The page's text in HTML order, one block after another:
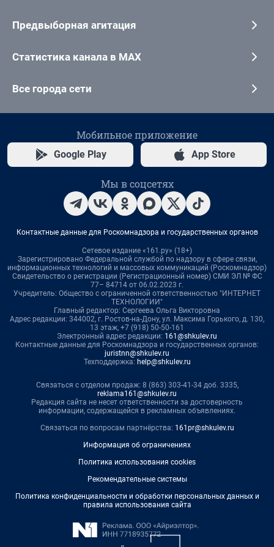
Предвыборная агитация
Статистика канала в MAX
Все города сети
Мобильное приложение
Google Play App Store
Мы в соцсетях
Контактные данные для Роскомнадзора и государственных органов
Сетевое издание «161.ру» (18+)
Зарегистрировано Федеральной службой по надзору в сфере связи,
информационных технологий и массовых коммуникаций (Роскомнадзор)
Свидетельство о регистрации (Регистрационный номер) СМИ ЭЛ № ФС
77– 84714 от 06.02.2023 г.
Учредитель: Общество с ограниченной ответственностью "ИНТЕРНЕТ
ТЕХНОЛОГИИ"
Главный редактор: Сергеева Ольга Викторовна
Адрес редакции: 344002, г. Ростов-на-Дону, ул. Максима Горького, д. 130,
13 этаж, +7 (918) 50-50-161
Электронный адрес редакции: 161@shkulev.ru
Контактные данные для Роскомнадзора и государственных органов:
juristnn@shkulev.ru
Техподдержка: help@shkulev.ru
Связаться с отделом продаж: 8 (863) 303-41-34 доб. 3335,
reklama161@shkulev.ru
Редакция сайта не несет ответственности за достоверность
информации, содержащейся в рекламных объявлениях.
Связаться по вопросам партнёрства: 161pr@shkulev.ru
Информация об ограничениях
Политика использования cookies
Рекомендательные системы
Политика конфиденциальности и обработки персональных данных и
правила использования сайта